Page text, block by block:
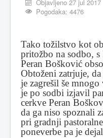
Objavljeno 27 jul 2017
Pogodaka: 4476
Tako tožilstvo kot
pritožbo na sodbo, s
Peran Bošković
Obtoženi zatrjuje,
je zagrešil še
je po sodbi izjavil
cerkve Peran
da ga niso spoznali
pri gradnji
poneverbe pa je